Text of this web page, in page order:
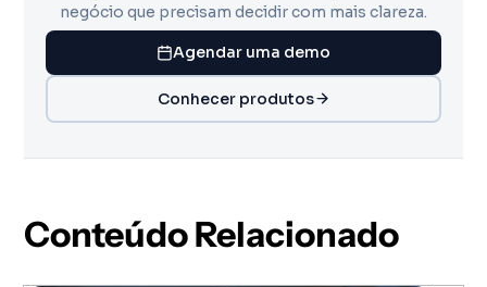
negócio que precisam decidir com mais clareza.
Agendar uma demo
Conhecer produtos
Conteúdo Relacionado